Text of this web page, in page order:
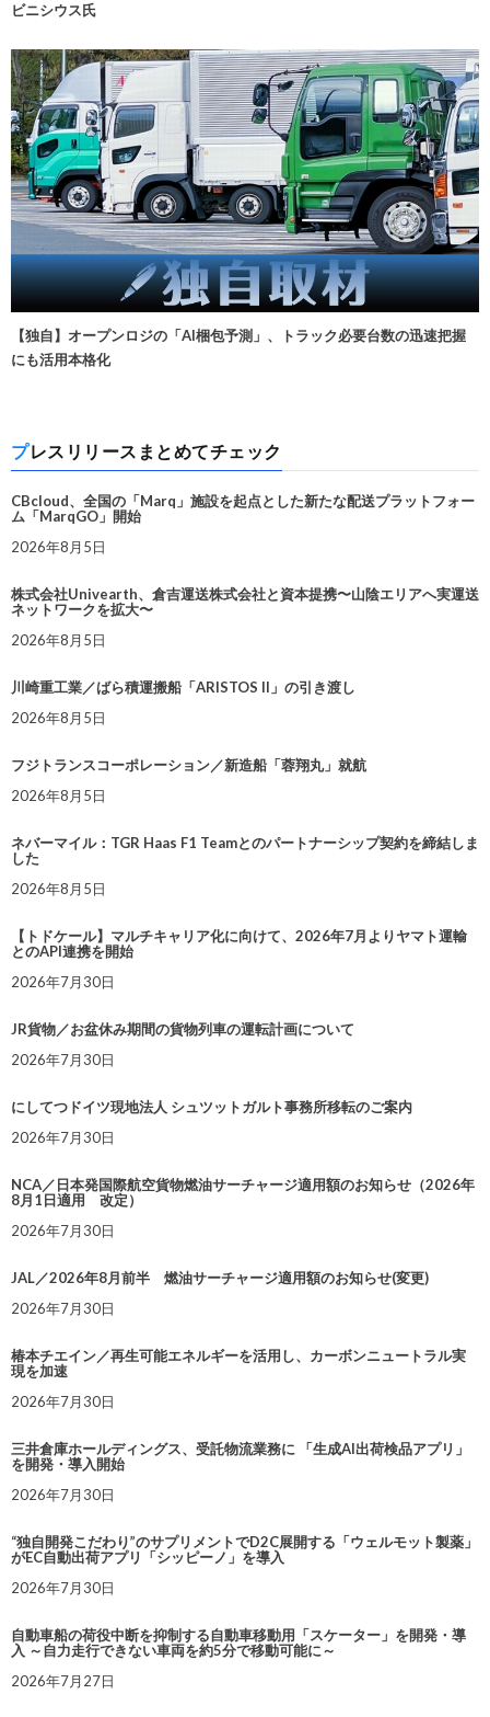
ビニシウス氏
【独自】オープンロジの「AI梱包予測」、トラック必要台数の迅速把握
にも活用本格化
プレスリリースまとめてチェック
CBcloud、全国の「Marq」施設を起点とした新たな配送プラットフォー
ム「MarqGO」開始
2026年8月5日
株式会社Univearth、倉吉運送株式会社と資本提携〜山陰エリアへ実運送
ネットワークを拡大〜
2026年8月5日
川崎重工業／ばら積運搬船「ARISTOS II」の引き渡し
2026年8月5日
フジトランスコーポレーション／新造船「蓉翔丸」就航
2026年8月5日
ネバーマイル：TGR Haas F1 Teamとのパートナーシップ契約を締結しま
した
2026年8月5日
【トドケール】マルチキャリア化に向けて、2026年7月よりヤマト運輸
とのAPI連携を開始
2026年7月30日
JR貨物／お盆休み期間の貨物列車の運転計画について
2026年7月30日
にしてつドイツ現地法人 シュツットガルト事務所移転のご案内
2026年7月30日
NCA／日本発国際航空貨物燃油サーチャージ適用額のお知らせ（2026年
8月1日適用 改定）
2026年7月30日
JAL／2026年8月前半 燃油サーチャージ適用額のお知らせ(変更)
2026年7月30日
椿本チエイン／再生可能エネルギーを活用し、カーボンニュートラル実
現を加速
2026年7月30日
三井倉庫ホールディングス、受託物流業務に 「生成AI出荷検品アプリ」
を開発・導入開始
2026年7月30日
“独自開発こだわり”のサプリメントでD2C展開する「ウェルモット製薬」
がEC自動出荷アプリ「シッピーノ」を導入
2026年7月30日
自動車船の荷役中断を抑制する自動車移動用「スケーター」を開発・導
入 ～自力走行できない車両を約5分で移動可能に～
2026年7月27日